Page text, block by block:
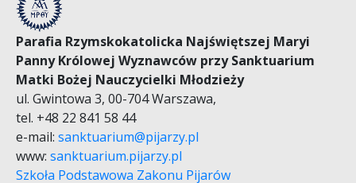
Parafia Rzymskokatolicka Najświętszej Maryi
Panny Królowej Wyznawców przy Sanktuarium
Matki Bożej Nauczycielki Młodzieży
ul. Gwintowa 3, 00-704 Warszawa,
tel. +48 22 841 58 44
e-mail: sanktuarium@pijarzy.pl
www: sanktuarium.pijarzy.pl
Szkoła Podstawowa Zakonu Pijarów